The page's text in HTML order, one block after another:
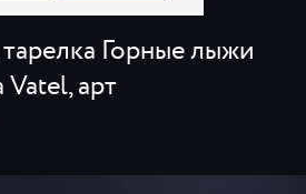
Горные лыжи
арт